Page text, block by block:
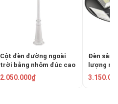
Cột đèn đường ngoài
trời bằng nhôm đúc cao
2.3m TRU-89
2.050.000₫
Đèn sân
lượng
HUFA